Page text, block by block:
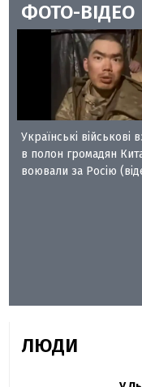
ФОТО-ВІДЕО
Українські військові
в полон громадян
воювали за Росію
ЛЮДИ